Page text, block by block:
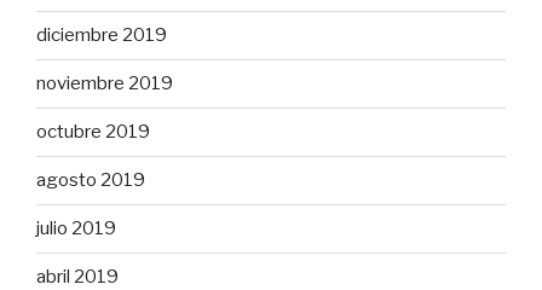
diciembre 2019
noviembre 2019
octubre 2019
agosto 2019
julio 2019
abril 2019